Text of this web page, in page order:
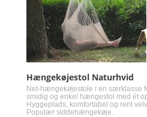
Hængekøjestol Naturhvid
Net-hængekøjestole i en særklasse
smidig og enkel hængestol med ét
Hyggeplads, komfortabel og rent
Populær siddehængekøje.